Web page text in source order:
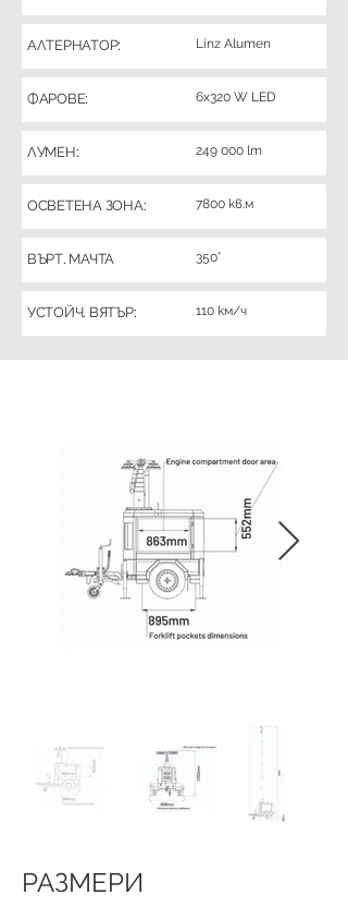
АЛТЕРНАТОР: Linz Alumen
ФАРОВЕ: 6x320 W LED
ЛУМЕН: 249 000 lm
ОСВЕТЕНА ЗОНА: 7800 кв.м
ВЪРТ. МАЧТА 350°
УСТОЙЧ. ВЯТЪР: 110 км/ч
РАЗМЕРИ